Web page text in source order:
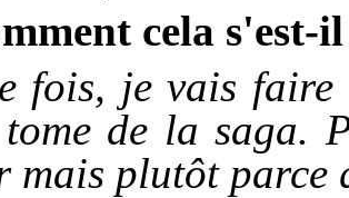
cela s'est-
fois, je vais faire
de la saga.
mais plutôt parce